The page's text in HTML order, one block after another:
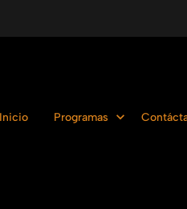
Inicio Programas